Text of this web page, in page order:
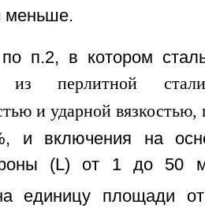
меньше.
п.2, в котором
и включения на
(L) от 1 до 50
на единицу площади